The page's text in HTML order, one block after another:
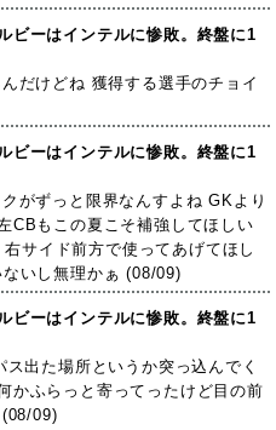
ビーはインテルに惨敗。終盤に1
だけどね 獲得する選手のチョイ
ビーはインテルに惨敗。終盤に1
がずっと限界なんすよね GKより
CBもこの夏こそ補強してほしい
サイド前方で使ってあげてほし
いし無理かぁ (08/09)
ビーはインテルに惨敗。終盤に1
出た場所というか突っ込んでく
かふらっと寄ってったけど目の前
09)